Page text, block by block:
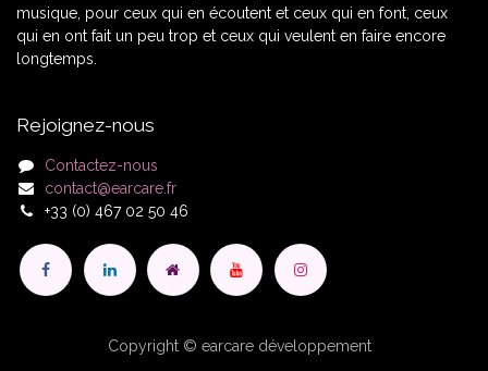
musique, pour ceux qui en écoutent et ceux qui en font, ceux
qui en ont fait un peu trop et ceux qui veulent en faire encore
longtemps.
Rejoignez-nous
Contactez-nous
contact@earcare.fr
+33 (0) 467 02 50 46
Copyright © earcare développement